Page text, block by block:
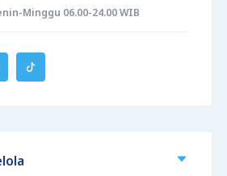
Minggu 06.00-24.00 WIB